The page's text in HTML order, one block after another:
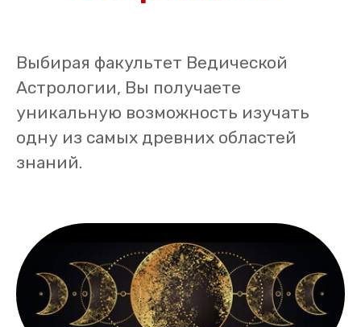
Выбирая факультет Ведической
Астрологии, Вы получаете
уникальную возможность изучать
одну из самых древних областей
знаний.